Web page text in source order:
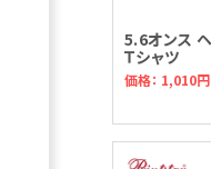
5.6オンス
Ｔシャツ
価格： 1,010円